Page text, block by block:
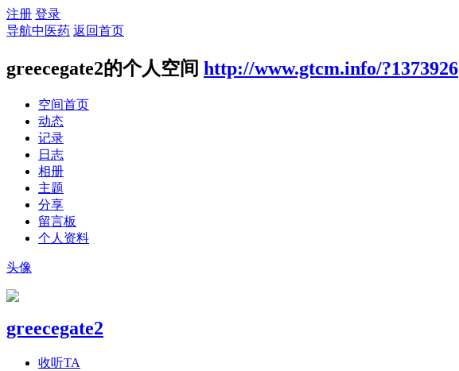
注册 登录
导航中医药 返回首页
greecegate2的个人空间 http://www.gtcm.info/?1373926
空间首页
动态
记录
日志
相册
主题
分享
留言板
个人资料
头像
greecegate2
收听TA